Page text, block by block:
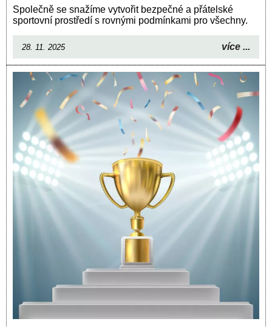
Společně se snažíme vytvořit bezpečné a přátelské
sportovní prostředí s rovnými podmínkami pro všechny.
28. 11. 2025 více ...